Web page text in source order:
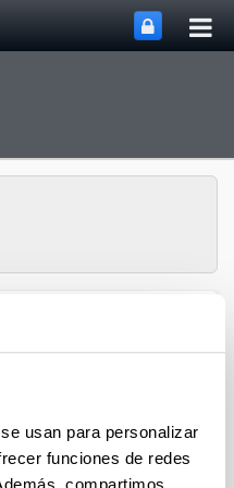
usan para personalizar
funciones de redes
y